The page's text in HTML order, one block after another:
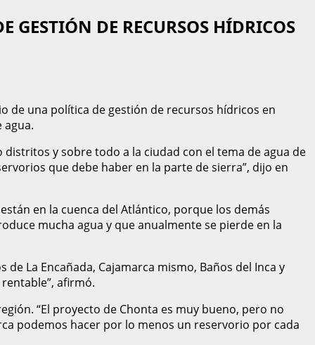
GESTIÓN DE RECURSOS HÍDRICOS
de una política de gestión de recursos hídricos en
agua.
y sobre todo a la ciudad con el tema de agua de
que debe haber en la parte de sierra”, dijo en
en la cuenca del Atlántico, porque los demás
mucha agua y que anualmente se pierde en la
La Encañada, Cajamarca mismo, Baños del Inca y
afirmó.
“El proyecto de Chonta es muy bueno, pero no
podemos hacer por lo menos un reservorio por cada